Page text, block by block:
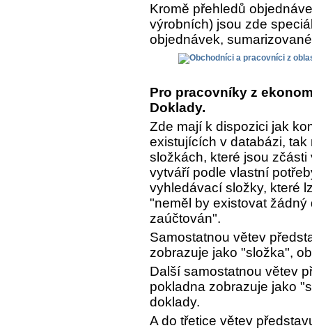
Kromě přehledů
výrobních) jsou zde
objednávek,
Pro pracovníky z
Doklady.
Zde mají k dispozici jak
existujících v databázi,
složkách, které jsou
vytváří podle vlastní
vyhledávací složky, které
"neměl by existovat
zaúčtován".
Samostatnou větev
zobrazuje jako "složka",
Další samostatnou větev
pokladna zobrazuje jako
doklady.
A do třetice větev